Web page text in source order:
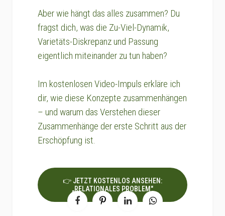
Aber wie hängt das alles zusammen? Du
fragst dich, was die Zu-Viel-Dynamik,
Varietäts-Diskrepanz und Passung
eigentlich miteinander zu tun haben?
Im kostenlosen Video-Impuls erkläre ich
dir, wie diese Konzepte zusammenhängen
– und warum das Verstehen dieser
Zusammenhänge der erste Schritt aus der
Erschöpfung ist.
👉 JETZT KOSTENLOS ANSEHEN:
„RELATIONALES PROBLEM"